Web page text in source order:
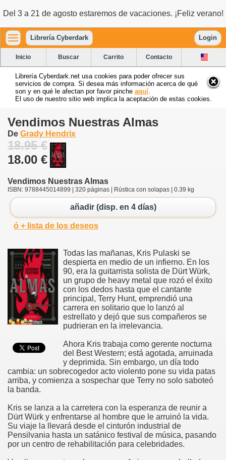
Del 3 a 21 de agosto estaremos de vacaciones. ¡Feliz verano!
Librería Cyberdark Login
Inicio Buscar Carrito Contacto
Librería Cyberdark.net usa cookies para poder ofrecer sus
servicios de compra. Si desea más información acerca de qué
son y en qué le afectan por favor pinche aquí
El uso de nuestro sitio web implica la aceptación de estas cookies.
Vendimos Nuestras Almas
De Grady Hendrix
18.95 €
18.00 €
Vendimos Nuestras Almas
ISBN: 9788445014899 | 320 páginas | Rústica con solapas | 0.39 kg
añadir (disp. en 4 días)
ó + lista de los deseos
Todas las mañanas, Kris Pulaski se
despierta en medio de un infierno. En los
90, era la guitarrista solista de Dürt Würk,
un grupo de heavy metal que rozó el éxito
con los dedos hasta que el cantante
principal, Terry Hunt, emprendió una
carrera en solitario que lo lanzó al
estrellato y dejó que sus compañeros se
pudrieran en la irrelevancia.
Ahora Kris trabaja como gerente nocturna
del Best Western; está agotada, arruinada
y deprimida. Sin embargo, un día todo
cambia: un sobrecogedor acto violento pone su vida patas
arriba, y comienza a sospechar que Terry no solo saboteó
la banda.
Kris se lanza a la carretera con la esperanza de reunir a
Dürt Würk y enfrentarse al hombre que le arruinó la vida.
Su viaje la llevará desde el cinturón industrial de
Pensilvania hasta un satánico festival de música, pasando
por un centro de rehabilitación para celebridades.